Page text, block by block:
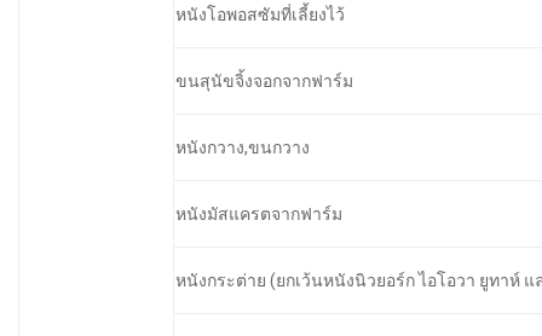
หนังโอพอสซัมที่เลี้ยงไว้
ขนสุนัขจิ้งจอกจากฟาร์ม
หนังกวาง,ขนกวาง
หนังมัสแครตจากฟาร์ม
หนังกระต่าย (ยกเว้นหนังนิวยอร์ก ไอโอวา ยูทาห์